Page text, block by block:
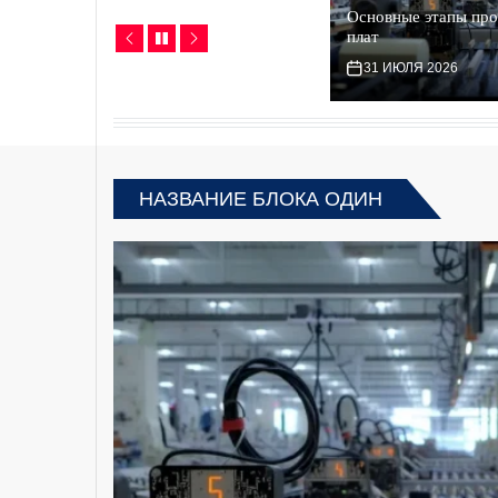
и безопасность в одной системе
Основные этапы
плат
31 ИЮЛЯ 2026
НАЗВАНИЕ БЛОКА ОДИН